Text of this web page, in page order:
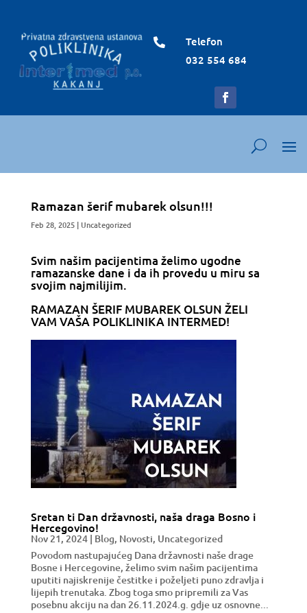

Telefon
032 554 684
Ramazan šerif mubarek olsun!!!
Feb 28, 2025| Uncategorized
Svim našim pacijentima želimo ugodne
ramazanske dane i da ih provedu u miru sa
svojim najmilijim.
RAMAZAN ŠERIF MUBAREK OLSUN ŽELI
VAM VAŠA POLIKLINIKA INTERMED!
Sretan ti Dan državnosti, naša draga Bosno i
Hercegovino!
Nov 21, 2024| Blog, Novosti, Uncategorized
Povodom nastupajućeg Dana državnosti naše drage
Bosne i Hercegovine, želimo svim našim pacijentima
uputiti najiskrenije čestitke i poželjeti puno zdravlja i
lijepih trenutaka. Zbog toga smo pripremili za Vas
posebnu akciju na dan 26.11.2024.g. gdje uz osnovne...